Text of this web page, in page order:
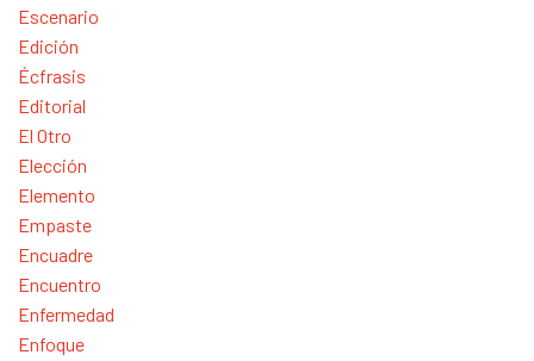
Escenario
Edición
Écfrasis
Editorial
El Otro
Elección
Elemento
Empaste
Encuadre
Encuentro
Enfermedad
Enfoque